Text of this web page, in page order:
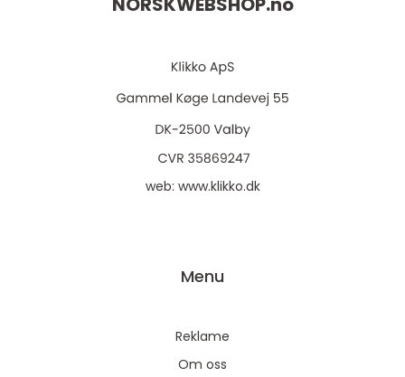
web: www.klikko.dk
Menu
Reklame
Om oss